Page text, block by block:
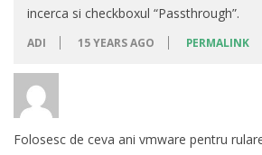
incerca si checkboxul “Passthrough”.
ADI 15 YEARS AGO PERMALINK
Folosesc de ceva ani vmware pentru